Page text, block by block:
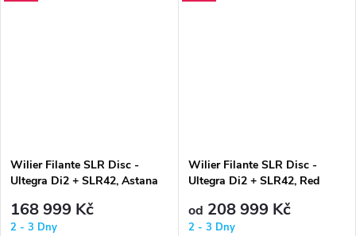
Wilier Filante SLR Disc -
Ultegra Di2 + SLR42, Astana
168 999 Kč
2 - 3 Dny
Wilier Filante SLR Disc -
Ultegra Di2 + SLR42, Red
od 208 999 Kč
2 - 3 Dny